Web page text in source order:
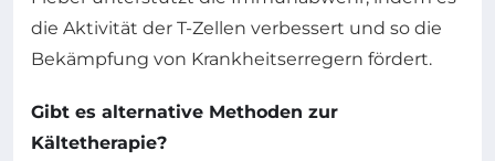
die Aktivität der T-Zellen verbessert und so die
Bekämpfung von Krankheitserregern fördert.
Gibt es alternative Methoden zur
Kältetherapie?